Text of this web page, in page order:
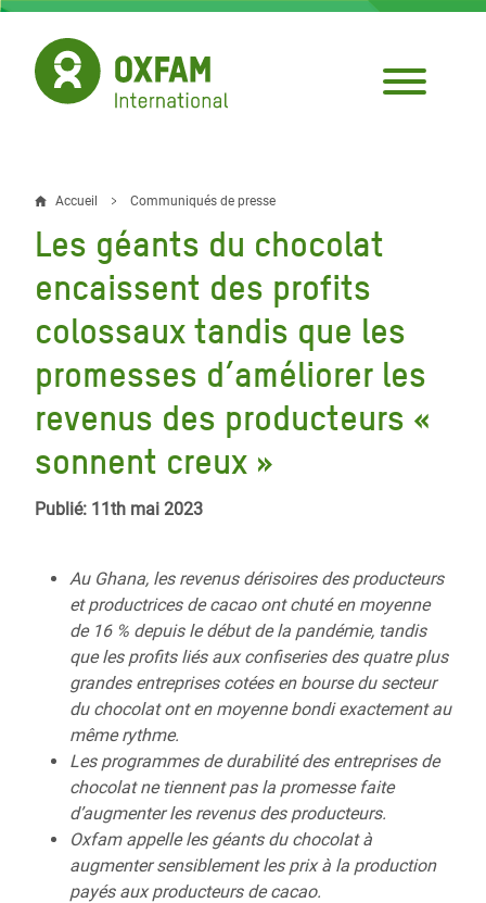
Aller
contenu
principal
Fil
d'Ariane
Accueil Communiqués de presse
Les géants du chocolat
encaissent des profits
colossaux tandis que les
promesses d’améliorer les
revenus des producteurs «
sonnent creux »
Publié: 11th mai 2023
Au Ghana, les revenus dérisoires des producteurs
et productrices de cacao ont chuté en moyenne
de 16 % depuis le début de la pandémie, tandis
que les profits liés aux confiseries des quatre plus
grandes entreprises cotées en bourse du secteur
du chocolat ont en moyenne bondi exactement au
même rythme.
Les programmes de durabilité des entreprises de
chocolat ne tiennent pas la promesse faite
d’augmenter les revenus des producteurs.
Oxfam appelle les géants du chocolat à
augmenter sensiblement les prix à la production
payés aux producteurs de cacao.